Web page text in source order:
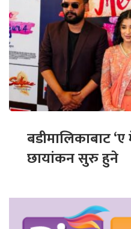
बडीमालिकाबाट
छायांकन सुरु हुने